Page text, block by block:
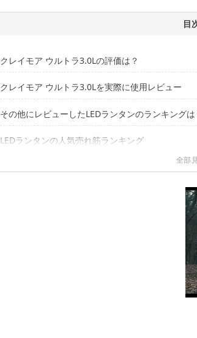
目
クレイモア ウルトラ3.0Lの評価は？
クレイモア ウルトラ3.0Lを実際に使用レビュー
光量は強いが、置き場所は工夫が必要
最大光量でも1泊なら丸々使える長持ちバッテリー
白色・電球色・ミックスと調光が可能
その他にレビューしたLEDランタンのランキングは
LEDランタンの人気売れ筋ランキング